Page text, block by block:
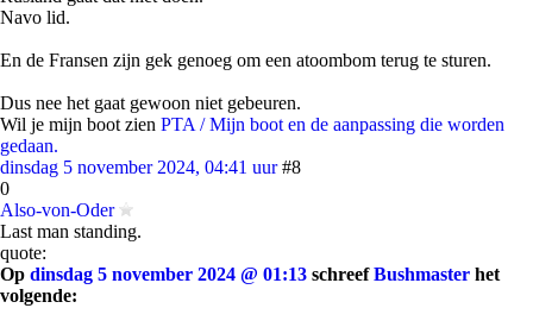
Navo lid.
En de Fransen zijn gek genoeg om een atoombom terug te sturen.
Dus nee het gaat gewoon niet gebeuren.
Wil je mijn boot zien PTA / Mijn boot en de aanpassing die worden
gedaan.
dinsdag 5 november 2024, 04:41 uur #8
0
Also-von-Oder
Last man standing.
quote:
Op dinsdag 5 november 2024 @ 01:13 schreefBushmaster het
volgende: